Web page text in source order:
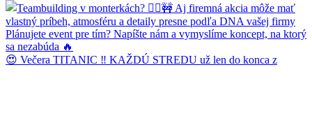
😍 Večera TITANIC ‼️ KAŽDÚ STREDU už len do konca z